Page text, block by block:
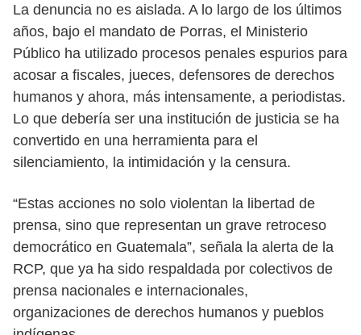
La denuncia no es aislada. A lo largo de los últimos
años, bajo el mandato de Porras, el Ministerio
Público ha utilizado procesos penales espurios para
acosar a fiscales, jueces, defensores de derechos
humanos y ahora, más intensamente, a periodistas.
Lo que debería ser una institución de justicia se ha
convertido en una herramienta para el
silenciamiento, la intimidación y la censura.
“Estas acciones no solo violentan la libertad de
prensa, sino que representan un grave retroceso
democrático en Guatemala”, señala la alerta de la
RCP, que ya ha sido respaldada por colectivos de
prensa nacionales e internacionales,
organizaciones de derechos humanos y pueblos